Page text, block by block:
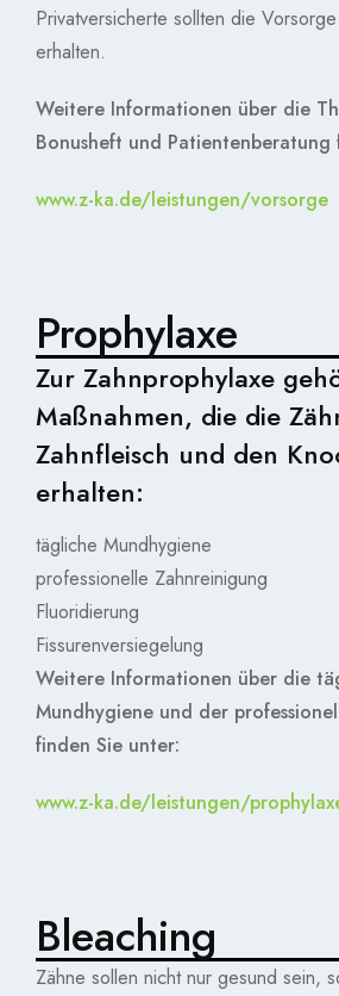
Privatversicherte sollten die
erhalten.
Weitere Informationen über die
Bonusheft und Patientenberatung
www.z-ka.de/leistungen/vorsorge
Prophylaxe
Zur Zahnprophylaxe
Maßnahmen, die die
Zahnfleisch und den
erhalten:
tägliche Mundhygiene
professionelle Zahnreinigung
Fluoridierung
Fissurenversiegelung
Weitere Informationen über die
Mundhygiene und der
finden Sie unter:
www.z-ka.de/leistungen/
Bleaching
Zähne sollen nicht nur gesund sein,